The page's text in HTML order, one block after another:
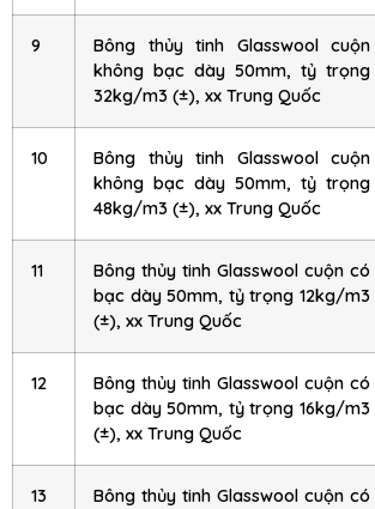
9
Bông thủy tinh Glasswool cuộn
không bạc dày 50mm, tỷ trọng
32kg/m3 (±), xx Trung Quốc
10
Bông thủy tinh Glasswool cuộn
không bạc dày 50mm, tỷ trọng
48kg/m3 (±), xx Trung Quốc
11
Bông thủy tinh Glasswool cuộn có
bạc dày 50mm, tỷ trọng 12kg/m3
(±), xx Trung Quốc
12
Bông thủy tinh Glasswool cuộn có
bạc dày 50mm, tỷ trọng 16kg/m3
(±), xx Trung Quốc
13
Bông thủy tinh Glasswool cuộn có